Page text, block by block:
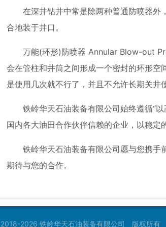
在深井钻井中常是除两种普通防喷器外
合地装于井口。
万能(环形)防喷器 Annular Blow-out
会在管柱和井筒之间形成一个密封的环形空
是使用几次就不行了，并且不允许长期关井
铁岭华天石油装备有限公司始终遵循“
国内各大油田合作伙伴信赖的企业，以稳定
铁岭华天石油装备有限公司愿与您携手
期待与您的合作。
2026 铁岭华天石油装备有限公司 版权所有